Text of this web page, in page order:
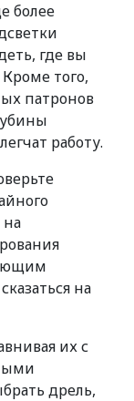
более
где вы
того,
патронов
работу.
на
их с
дрель,